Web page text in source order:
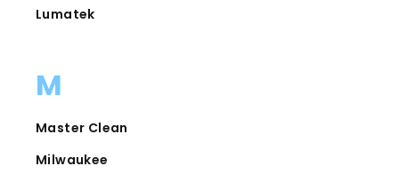
Lumatek
M
Master Clean
Milwaukee